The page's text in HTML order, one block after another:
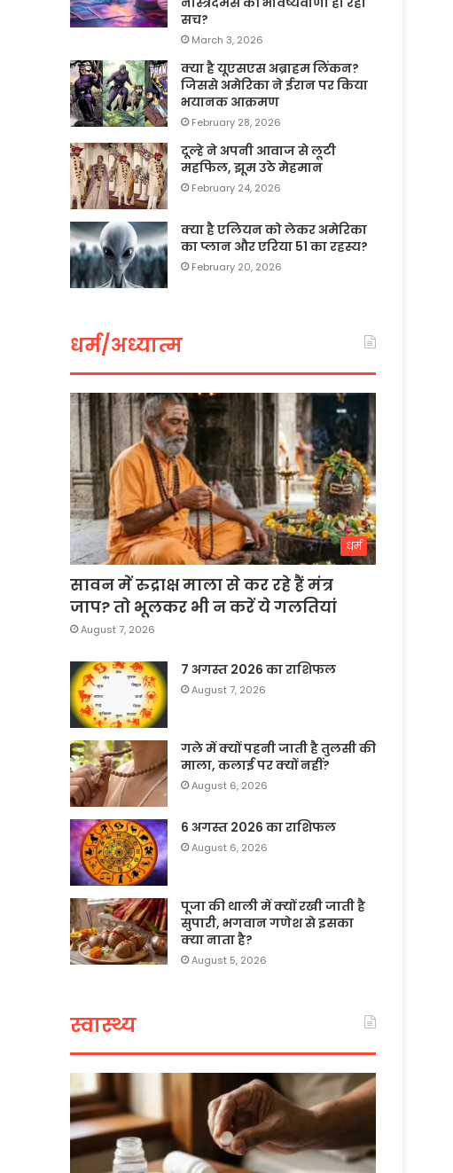
सच?
March 3, 2026
क्या है यूएसएस अब्राहम लिंकन?
जिससे अमेरिका ने ईरान पर किया
भयानक आक्रमण
February 28, 2026
दूल्हे ने अपनी आवाज से लूटी
महफिल, झूम उठे मेहमान
February 24, 2026
क्या है एलियन को लेकर अमेरिका
का प्लान और एरिया 51 का रहस्य?
February 20, 2026
धर्म/अध्यात्म
धर्म
सावन में रुद्राक्ष माला से कर रहे हैं मंत्र
जाप? तो भूलकर भी न करें ये गलतियां
August 7, 2026
7 अगस्त 2026 का राशिफल
August 7, 2026
गले में क्यों पहनी जाती है तुलसी की
माला, कलाई पर क्यों नहीं?
August 6, 2026
6 अगस्त 2026 का राशिफल
August 6, 2026
पूजा की थाली में क्यों रखी जाती है
सुपारी, भगवान गणेश से इसका
क्या नाता है?
August 5, 2026
स्वास्थ्य